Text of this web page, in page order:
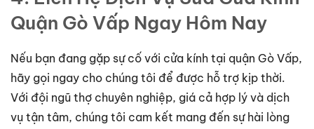
Quận Gò Vấp Ngay Hôm Nay
Nếu bạn đang gặp sự cố với cửa kính tại quận Gò Vấp,
hãy gọi ngay cho chúng tôi để được hỗ trợ kịp thời.
Với đội ngũ thợ chuyên nghiệp, giá cả hợp lý và dịch
vụ tận tâm, chúng tôi cam kết mang đến sự hài lòng